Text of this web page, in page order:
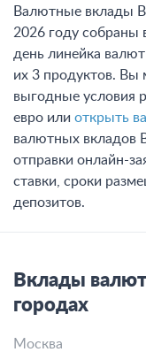
Валютные вклады
2026 году собраны
день линейка
их 3 продуктов. Вы
выгодные условия
евро или открыть
валютных вкладов
отправки онлайн-
ставки, сроки
депозитов.
Вклады
городах
Москва